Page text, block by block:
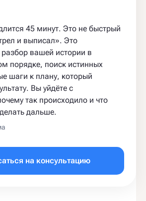
45 минут. Это не быстрый
и выписал». Это
вашей истории в
порядке, поиск истинных
шаги к плану, который
Вы уйдёте с
так происходило и что
дальше.
на консультацию